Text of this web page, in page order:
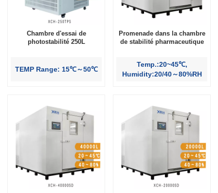
Chambre d'essai de
photostabilité 250L
TEMP Range: 15℃～50℃
Promenade dans la chambre
de stabilité pharmaceutique
Temp.:20~45℃,
Humidity:20/40～80%RH